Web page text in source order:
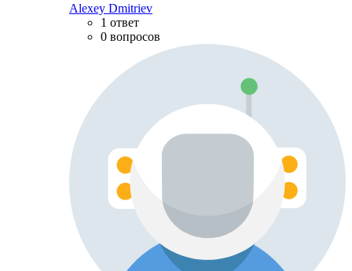
Alexey Dmitriev
1 ответ
0 вопросов